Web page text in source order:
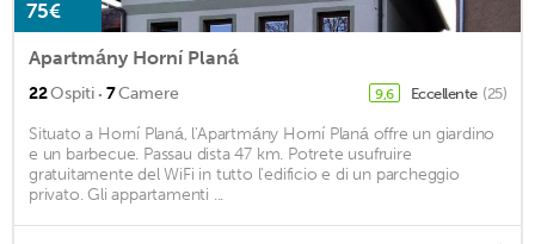
75€
Apartmány Horní Planá
22Ospiti · 7Camere 9,6 Eccellente (25)
Situato a Horní Planá, l'Apartmány Horní Planá offre un giardino
e un barbecue. Passau dista 47 km. Potrete usufruire
gratuitamente del WiFi in tutto l'edificio e di un parcheggio
privato. Gli appartamenti ...